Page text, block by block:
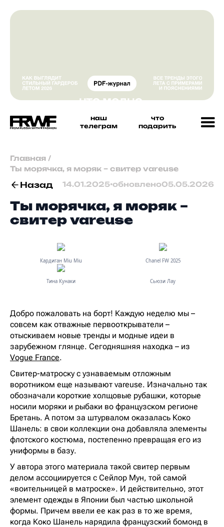
наш
телеграм
что
подарить
Главная /
Ты морячка, я моряк – свитер vareuse
Назад 14.01.2025•обновлено05.05.2026
Ты морячка, я моряк –
свитер vareuse
Кардиган Miu Miu Chanel FW 2025
Тина Кунаки Сьюзи Лау
Добро пожаловать на борт! Каждую неделю мы –
совсем как отважные первооткрыватели –
отыскиваем новые тренды и модные идеи в
зарубежном глянце. Сегодняшняя находка – из
Vogue France.
Свитер-матроску с узнаваемым отложным
воротником еще называют vareuse. Изначально так
обозначали короткие холщовые рубашки, которые
носили моряки и рыбаки во французском регионе
Бретань. А потом за штурвалом оказалась Коко
Шанель: в свои коллекции она добавляла элементы
флотского костюма, постепенно превращая его из
униформы в базу.
У автора этого материала такой свитер первым
делом ассоциируется с Сейлор Мун, той самой
«воительницей в матроске». И действительно, этот
элемент одежды в Японии был частью школьной
формы. Причем ввели ее как раз в то же время,
когда Коко Шанель нарядила французский бомонд в